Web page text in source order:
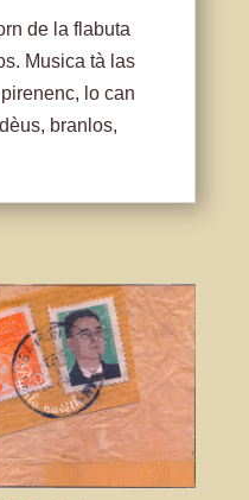
de la flabuta
Musica tà las
lo can
branlos,